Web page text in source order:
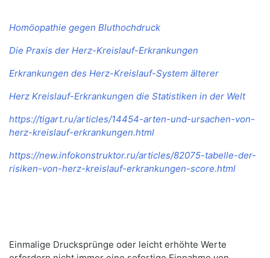
Homöopathie gegen Bluthochdruck
Die Praxis der Herz-Kreislauf-Erkrankungen
Erkrankungen des Herz-Kreislauf-System älterer
Herz Kreislauf-Erkrankungen die Statistiken in der Welt
https://tigart.ru/articles/14454-arten-und-ursachen-von-
herz-kreislauf-erkrankungen.html
https://new.infokonstruktor.ru/articles/82075-tabelle-der-
risiken-von-herz-kreislauf-erkrankungen-score.html
Einmalige Drucksprünge oder leicht erhöhte Werte